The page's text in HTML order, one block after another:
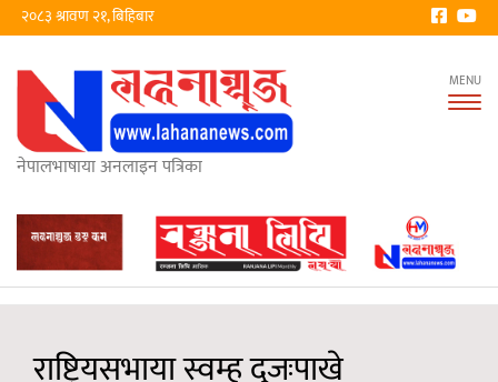
२०८३ श्रावण २१, बिहिबार
नेपालभाषाया अनलाइन पत्रिका
राष्ट्रियसभाया स्वम्ह दुजःपाखे